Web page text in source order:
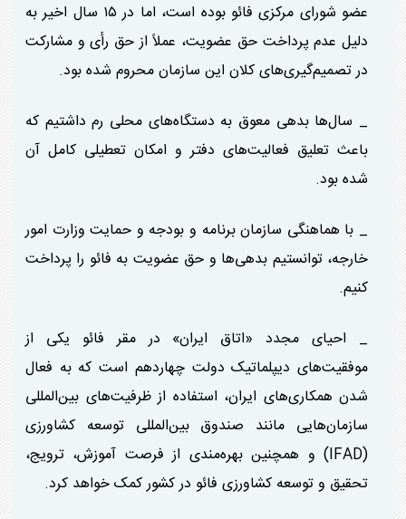
عضو شورای مرکزی فائو بوده است، اما در ۱۵ سال اخیر به
دلیل عدم پرداخت حق عضویت، عملاً از حق رأی و مشارکت
در تصمیم‌گیری‌های کلان این سازمان محروم شده بود.
_ سال‌ها بدهی معوق به دستگاه‌های محلی رم داشتیم که
باعث تعلیق فعالیت‌های دفتر و امکان تعطیلی کامل آن
شده بود.
_ با هماهنگی سازمان برنامه و بودجه و حمایت وزارت امور
خارجه، توانستیم بدهی‌ها و حق عضویت به فائو را پرداخت
کنیم.
_ احیای مجدد «اتاق ایران» در مقر فائو یکی از
موفقیت‌های دیپلماتیک دولت چهاردهم است که به فعال
شدن همکاری‌های ایران، استفاده از ظرفیت‌های بین‌المللی
سازمان‌هایی مانند صندوق بین‌المللی توسعه کشاورزی
(IFAD) و همچنین بهره‌مندی از فرصت آموزش، ترویج،
تحقیق و توسعه کشاورزی فائو در کشور کمک خواهد کرد.